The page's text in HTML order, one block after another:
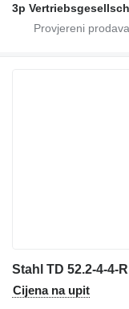
3p
Stahl TD 52.2-4-4-R
Cijena na upit